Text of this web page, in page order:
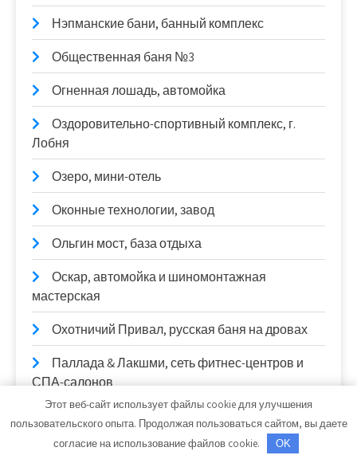
Нэпманские бани, банный комплекс
Общественная баня №3
Огненная лошадь, автомойка
Оздоровительно-спортивный комплекс, г.
Лобня
Озеро, мини-отель
Оконные технологии, завод
Ольгин мост, база отдыха
Оскар, автомойка и шиномонтажная
мастерская
Охотничий Привал, русская баня на дровах
Паллада & Лакшми, сеть фитнес-центров и
СПА-салонов
Парадиз, центр отдыха
Этот веб-сайт использует файлы cookie для улучшения
пользовательского опыта. Продолжая пользоваться сайтом, вы даете
согласие на использование файлов cookie.
OK